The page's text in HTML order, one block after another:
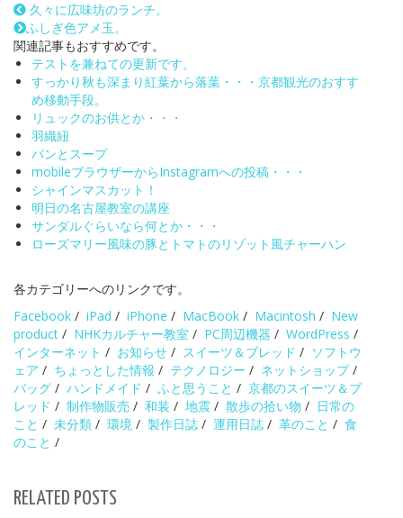
久々に広味坊のランチ。
ふしぎ色アメ玉。
関連記事もおすすめです。
テストを兼ねての更新です。
すっかり秋も深まり紅葉から落葉・・・京都観光のおすす
め移動手段。
リュックのお供とか・・・
羽織紐
パンとスープ
mobileブラウザーからInstagramへの投稿・・・
シャインマスカット！
明日の名古屋教室の講座
サンダルぐらいなら何とか・・・
ローズマリー風味の豚とトマトのリゾット風チャーハン
各カテゴリーへのリンクです。
Facebook / iPad / iPhone / MacBook / Macintosh / New
product / NHKカルチャー教室 / PC周辺機器 / WordPress /
インターネット / お知らせ / スイーツ＆ブレッド / ソフトウ
ェア / ちょっとした情報 / テクノロジー / ネットショップ/
バッグ / ハンドメイド / ふと思うこと / 京都のスイーツ＆ブ
レッド / 制作物販売 / 和装 / 地震 / 散歩の拾い物 / 日常の
こと / 未分類 / 環境 / 製作日誌 / 運用日誌 / 革のこと / 食
のこと /
RELATED POSTS